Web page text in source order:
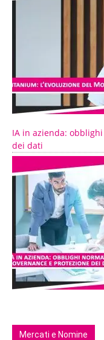
IA in azienda:
dei dati
Mercati e Nomine